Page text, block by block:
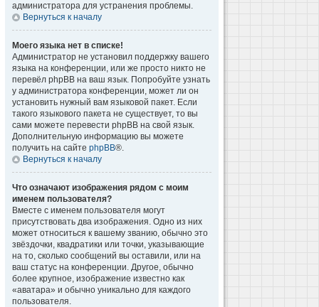
администратора для устранения проблемы.
Вернуться к началу
Моего языка нет в списке!
Администратор не установил поддержку вашего
языка на конференции, или же просто никто не
перевёл phpBB на ваш язык. Попробуйте узнать
у администратора конференции, может ли он
установить нужный вам языковой пакет. Если
такого языкового пакета не существует, то вы
сами можете перевести phpBB на свой язык.
Дополнительную информацию вы можете
получить на сайте phpBB®.
Вернуться к началу
Что означают изображения рядом с моим
именем пользователя?
Вместе с именем пользователя могут
присутствовать два изображения. Одно из них
может относиться к вашему званию, обычно это
звёздочки, квадратики или точки, указывающие
на то, сколько сообщений вы оставили, или на
ваш статус на конференции. Другое, обычно
более крупное, изображение известно как
«аватара» и обычно уникально для каждого
пользователя.